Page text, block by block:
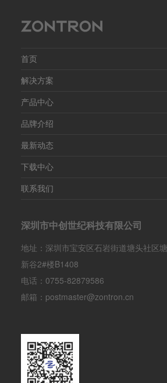
首页
解决方案
产品中心
品牌介绍
最新动态
下载中心
联系我们
深圳市中创世纪科技有限公司
地址：深圳市宝安区石岩街道塘头社区
新谷2#楼B1408
电话：0755-82879586
邮箱：postmaster@zontron.cn